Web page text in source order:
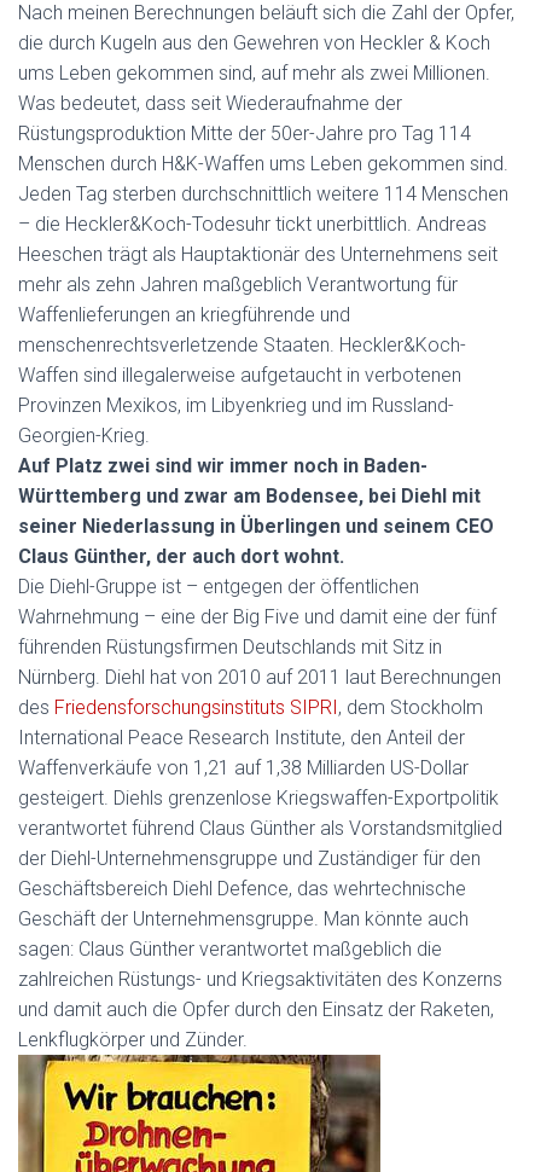
Nach meinen Berechnungen beläuft sich die Zahl der Opfer,
die durch Kugeln aus den Gewehren von Heckler & Koch
ums Leben gekommen sind, auf mehr als zwei Millionen.
Was bedeutet, dass seit Wiederaufnahme der
Rüstungsproduktion Mitte der 50er-Jahre pro Tag 114
Menschen durch H&K-Waffen ums Leben gekommen sind.
Jeden Tag sterben durchschnittlich weitere 114 Menschen
– die Heckler&Koch-Todesuhr tickt unerbittlich. Andreas
Heeschen trägt als Hauptaktionär des Unternehmens seit
mehr als zehn Jahren maßgeblich Verantwortung für
Waffenlieferungen an kriegführende und
menschenrechtsverletzende Staaten. Heckler&Koch-
Waffen sind illegalerweise aufgetaucht in verbotenen
Provinzen Mexikos, im Libyenkrieg und im Russland-
Georgien-Krieg.
Auf Platz zwei sind wir immer noch in Baden-
Württemberg und zwar am Bodensee, bei Diehl mit
seiner Niederlassung in Überlingen und seinem CEO
Claus Günther, der auch dort wohnt.
Die Diehl-Gruppe ist – entgegen der öffentlichen
Wahrnehmung – eine der Big Five und damit eine der fünf
führenden Rüstungsfirmen Deutschlands mit Sitz in
Nürnberg. Diehl hat von 2010 auf 2011 laut Berechnungen
des Friedensforschungsinstituts SIPRI, dem Stockholm
International Peace Research Institute, den Anteil der
Waffenverkäufe von 1,21 auf 1,38 Milliarden US-Dollar
gesteigert. Diehls grenzenlose Kriegswaffen-Exportpolitik
verantwortet führend Claus Günther als Vorstandsmitglied
der Diehl-Unternehmensgruppe und Zuständiger für den
Geschäftsbereich Diehl Defence, das wehrtechnische
Geschäft der Unternehmensgruppe. Man könnte auch
sagen: Claus Günther verantwortet maßgeblich die
zahlreichen Rüstungs- und Kriegsaktivitäten des Konzerns
und damit auch die Opfer durch den Einsatz der Raketen,
Lenkflugkörper und Zünder.